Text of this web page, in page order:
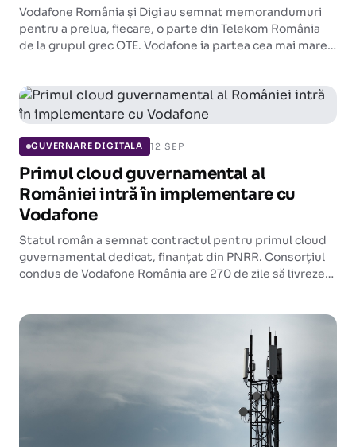
Vodafone România și Digi au semnat memorandumuri
pentru a prelua, fiecare, o parte din Telekom România
de la grupul grec OTE. Vodafone ia partea cea mai mare,
GUVERNARE DIGITALA 12 SEP
Primul cloud guvernamental al
României intră în implementare cu
Vodafone
Statul român a semnat contractul pentru primul cloud
guvernamental dedicat, finanțat din PNRR. Consorțiul
condus de Vodafone România are 270 de zile să livreze